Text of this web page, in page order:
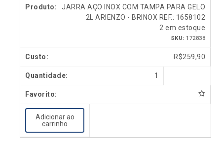
JARRA AÇO INOX COM TAMPA PARA GELO
2L ARIENZO - BRINOX REF.: 1658102
2 em estoque
SKU: 172838
R$259,90
1
Adicionar ao
carrinho